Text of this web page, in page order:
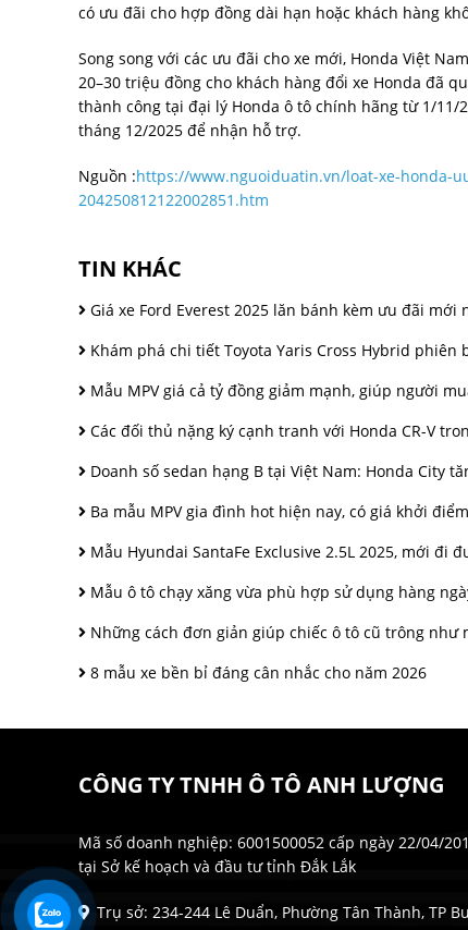
có ưu đãi cho hợp đồng dài hạn hoặc khách hàng
Song song với các ưu đãi cho xe mới, Honda Việt
20–30 triệu đồng cho khách hàng đổi xe Honda đã
thành công tại đại lý Honda ô tô chính hãng từ 1/11/
tháng 12/2025 để nhận hỗ trợ.
Nguồn :https://www.nguoiduatin.vn/loat-xe-honda-
204250812122002851.htm
TIN KHÁC
Giá xe Ford Everest 2025 lăn bánh kèm ưu đãi mới
Khám phá chi tiết Toyota Yaris Cross Hybrid phiên
Mẫu MPV giá cả tỷ đồng giảm mạnh, giúp người
Các đối thủ nặng ký cạnh tranh với Honda CR-V
Doanh số sedan hạng B tại Việt Nam: Honda City
Ba mẫu MPV gia đình hot hiện nay, có giá khởi
Mẫu Hyundai SantaFe Exclusive 2.5L 2025, mới đi
Mẫu ô tô chạy xăng vừa phù hợp sử dụng hàng
Những cách đơn giản giúp chiếc ô tô cũ trông như
8 mẫu xe bền bỉ đáng cân nhắc cho năm 2026
CÔNG TY TNHH Ô TÔ ANH LƯỢNG
Mã số doanh nghiệp: 6001500052 cấp ngày 22/04/
tại Sở kế hoạch và đầu tư tỉnh Đắk Lắk
Trụ sở: 234-244 Lê Duẩn, Phường Tân Thành, TP